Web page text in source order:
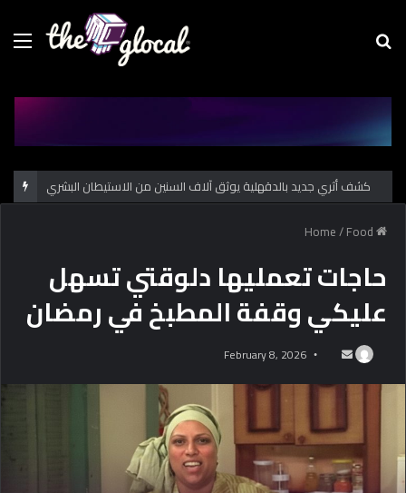
Menu
كشف أثري جديد بالدقهلية يوثق آلاف السنين من الاستيطان البشري
/Food
حاجات تعمليها دلوقتي تسهل
عليكي وقفة المطبخ في رمضان
a
n
e
February 8, 2026